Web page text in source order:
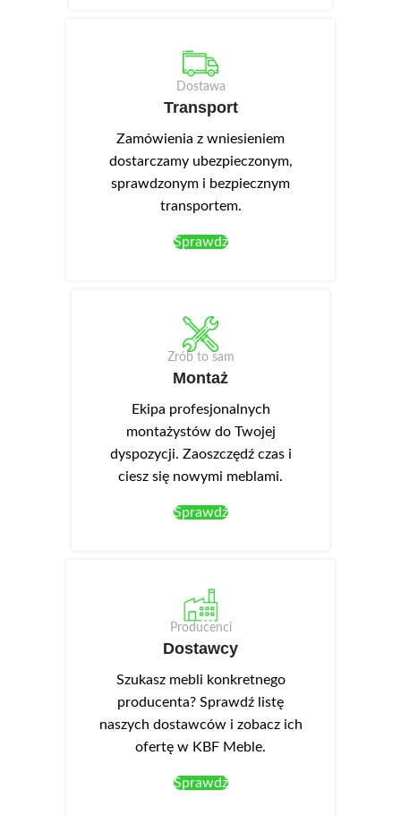
Dostawa
Transport
Zamówienia z wniesieniem
dostarczamy ubezpieczonym,
sprawdzonym i bezpiecznym
transportem.
Sprawdź
Zrób to sam
Montaż
Ekipa profesjonalnych
montażystów do Twojej
dyspozycji. Zaoszczędź czas i
ciesz się nowymi meblami.
Sprawdź
Producenci
Dostawcy
Szukasz mebli konkretnego
producenta? Sprawdź listę
naszych dostawców i zobacz ich
ofertę w KBF Meble.
Sprawdź